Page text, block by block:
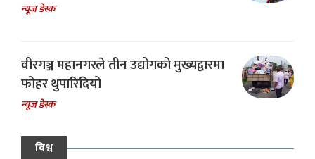
न्यूज डेस्क
वीरगञ्ज महानगरले तीन उद्योगको मुख्यद्वारमा
फोहर थुपारिदियो
न्यूज डेस्क
विश्व